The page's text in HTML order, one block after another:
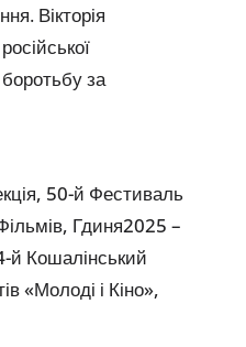
Вікторія
за
50-й Фестиваль
Гдиня2025 –
й Кошалінський
«Молоді і Кіно»,